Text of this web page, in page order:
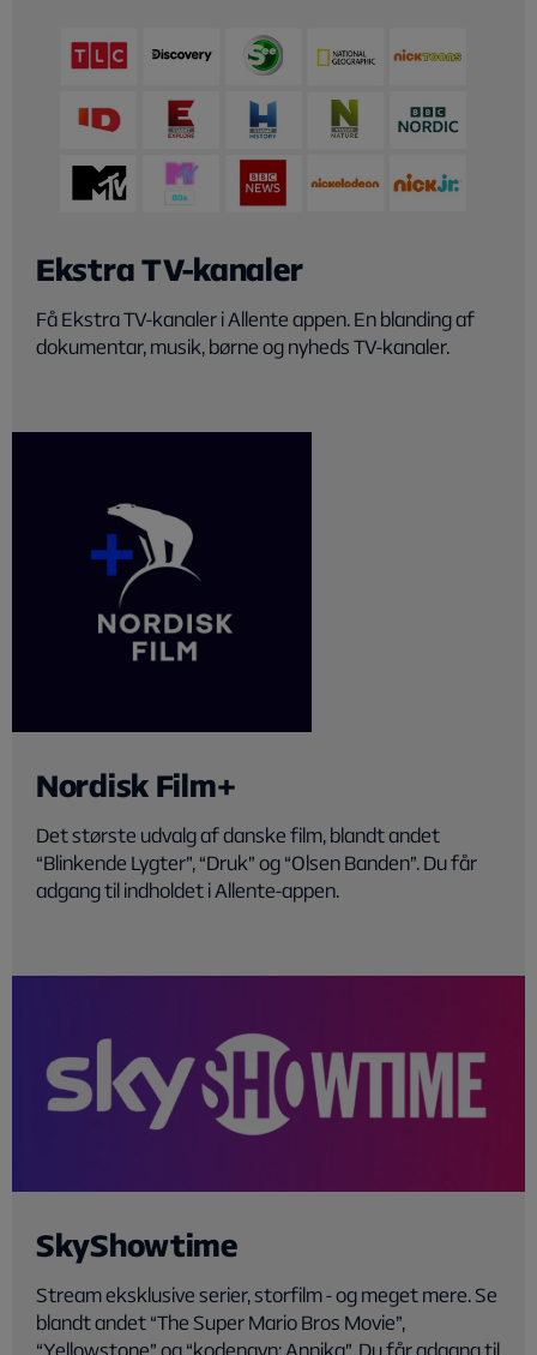
Ekstra TV-kanaler
Få Ekstra TV-kanaler i Allente appen. En blanding af
dokumentar, musik, børne og nyheds TV-kanaler.
Nordisk Film+
Det største udvalg af danske film, blandt andet
“Blinkende Lygter”, “Druk” og “Olsen Banden”. Du får
adgang til indholdet i Allente-appen.
SkyShowtime
Stream eksklusive serier, storfilm - og meget mere. Se
blandt andet “The Super Mario Bros Movie”,